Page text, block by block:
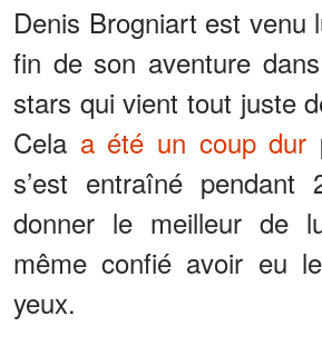
Denis Brogniart est venu
fin de son aventure
stars qui vient tout juste
Cela a été un coup dur
s’est entraîné pendant
donner le meilleur de
même confié avoir eu
yeux.